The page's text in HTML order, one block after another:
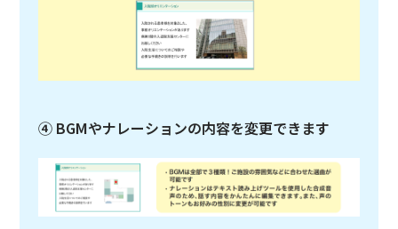
④ BGMやナレーションの内容を変更できます